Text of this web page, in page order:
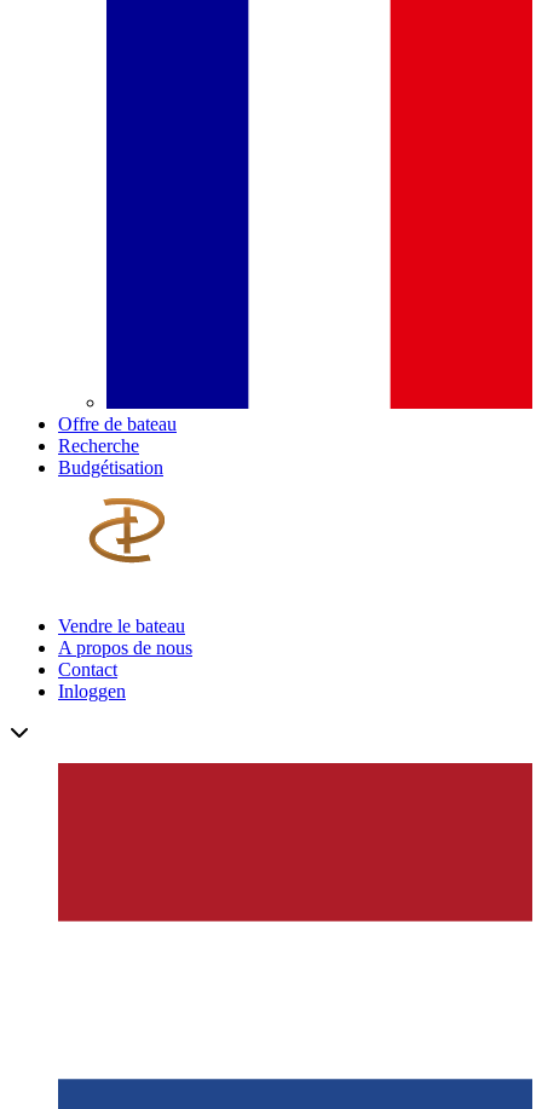
Offre de bateau
Recherche
Budgétisation
Vendre le bateau
A propos de nous
Contact
Inloggen